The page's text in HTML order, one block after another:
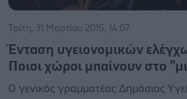
Τρίτη, 31 Μαρτίου 2015, 14:07
Ένταση υγειονομικών
Ποιοι χώροι μπαίνουν στο
Ο γενικός γραμματέας Δημόσιας